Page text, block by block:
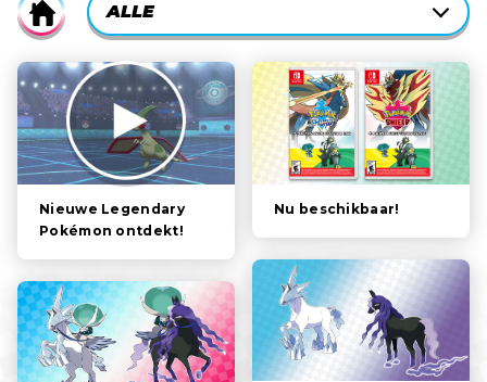
Home
CURRENTLY-
ACTIVE
CATEGORY
FILTER:
ALLE
ALLE
HET VERHAAL
POKÉMON
PERSONAGES
GAMEPLAY
VIDEOS
Nieuwe Legendary
Pokémon ontdekt!
Nu beschikbaar!